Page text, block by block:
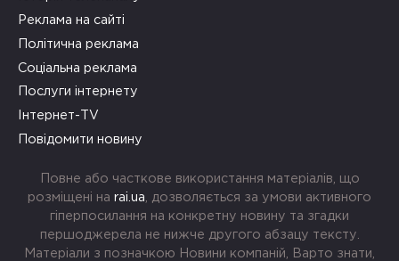
Реклама на сайті
Політична реклама
Соціальна реклама
Послуги інтернету
Інтернет-TV
Повідомити новину
Повне або часткове використання матеріалів, що
розміщені на rai.ua , дозволяється за умови активного
гіперпосилання на конкретну новину та згадки
першоджерела не нижче другого абзацу тексту.
Матеріали з позначкою Новини компаній, Варто знати,